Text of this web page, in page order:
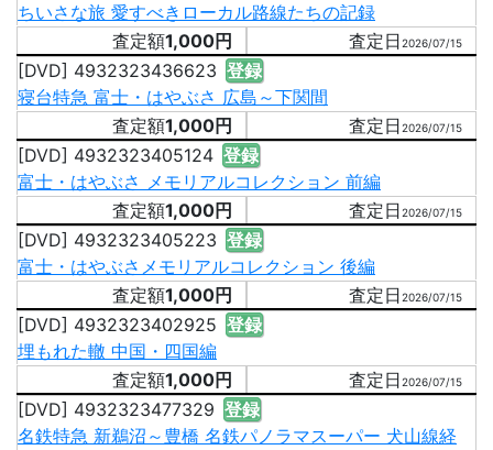
ちいさな旅 愛すべきローカル路線たちの記録
1,000円
2026/07/15
[DVD] 4932323436623 登録
寝台特急 富士・はやぶさ 広島～下関間
1,000円
2026/07/15
[DVD] 4932323405124 登録
富士・はやぶさ メモリアルコレクション 前編
1,000円
2026/07/15
[DVD] 4932323405223 登録
富士・はやぶさメモリアルコレクション 後編
1,000円
2026/07/15
[DVD] 4932323402925 登録
埋もれた轍 中国・四国編
1,000円
2026/07/15
[DVD] 4932323477329 登録
名鉄特急 新鵜沼～豊橋 名鉄パノラマスーパー 犬山線経